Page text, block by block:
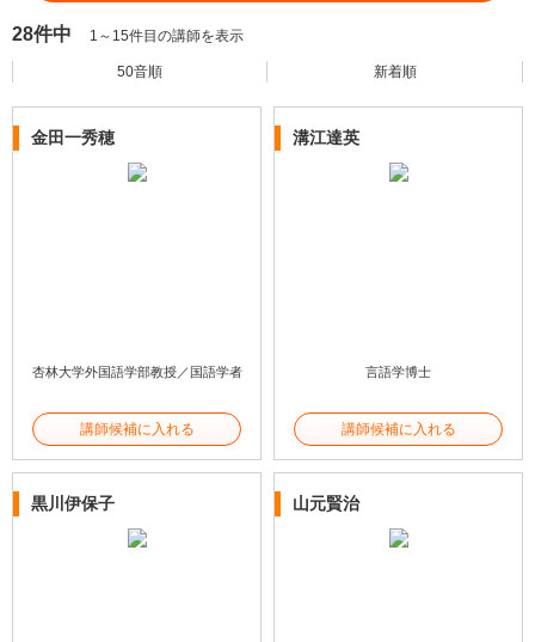
28件中 1～15件目の講師を表示
50音順 新着順
金田一秀穂
杏林大学外国語学部教授／国語学者
講師候補に入れる
溝江達英
言語学博士
講師候補に入れる
黒川伊保子 山元賢治